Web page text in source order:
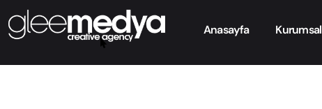
Anasayfa Kurumsal